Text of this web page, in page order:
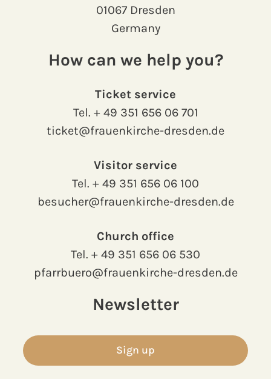
01067 Dresden
Germany
How can we help you?
Ticket service
Tel. + 49 351 656 06 701
ticket@frauenkirche-dresden.de
Visitor service
Tel. + 49 351 656 06 100
besucher@frauenkirche-dresden.de
Church office
Tel. + 49 351 656 06 530
pfarrbuero@frauenkirche-dresden.de
Newsletter
Sign up